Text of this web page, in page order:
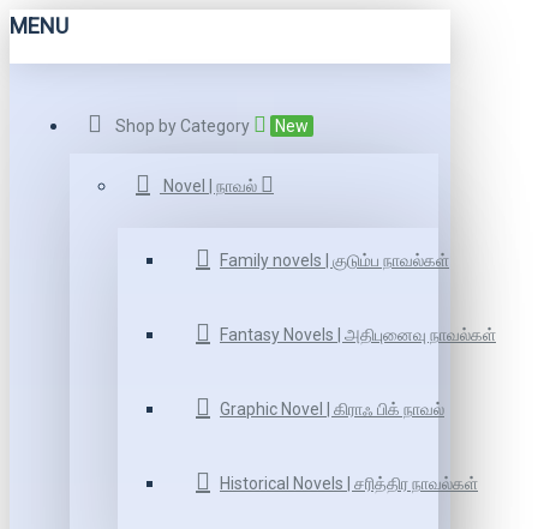
MENU
Shop by Category New
Novel | நாவல்
Family novels | குடும்ப நாவல்கள்
Fantasy Novels | அதிபுனைவு நாவல்கள்
Graphic Novel | கிராஃ பிக் நாவல்
Historical Novels | சரித்திர நாவல்கள்